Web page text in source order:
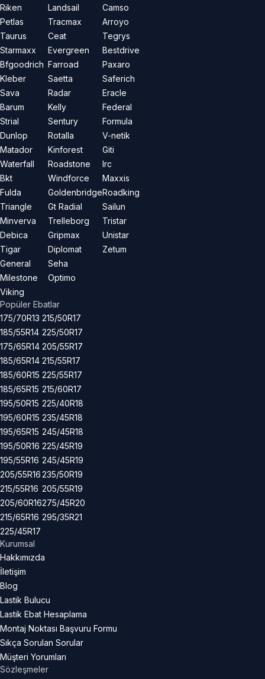
Riken
Petlas
Taurus
Starmaxx
Bfgoodrich
Kleber
Sava
Barum
Strial
Dunlop
Matador
Waterfall
Bkt
Fulda
Triangle
Minverva
Debica
Tigar
General
Milestone
Viking
Landsail
Tracmax
Ceat
Evergreen
Farroad
Saetta
Radar
Kelly
Sentury
Rotalla
Kinforest
Roadstone
Windforce
Goldenbridge
Gt Radial
Trelleborg
Gripmax
Diplomat
Seha
Optimo
Camso
Arroyo
Tegrys
Bestdrive
Paxaro
Saferich
Eracle
Federal
Formula
V-netik
Giti
Irc
Maxxis
Roadking
Sailun
Tristar
Unistar
Zetum
Popüler Ebatlar
175/70R13
185/55R14
175/65R14
185/65R14
185/60R15
185/65R15
195/50R15
195/60R15
195/65R15
195/50R16
195/55R16
205/55R16
215/55R16
205/60R16
215/65R16
225/45R17
215/50R17
225/50R17
205/55R17
215/55R17
225/55R17
215/60R17
225/40R18
235/45R18
245/45R18
225/45R19
245/45R19
235/50R19
205/55R19
275/45R20
295/35R21
Kurumsal
Hakkımızda
İletişim
Blog
Lastik Bulucu
Lastik Ebat Hesaplama
Montaj Noktası Başvuru Formu
Sıkça Sorulan Sorular
Müşteri Yorumları
Sözleşmeler